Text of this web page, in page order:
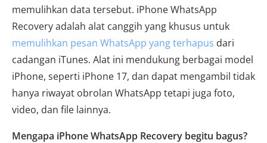
memulihkan data tersebut. iPhone WhatsApp
Recovery adalah alat canggih yang khusus untuk
memulihkan pesan WhatsApp yang terhapus dari
cadangan iTunes. Alat ini mendukung berbagai model
iPhone, seperti iPhone 17, dan dapat mengambil tidak
hanya riwayat obrolan WhatsApp tetapi juga foto,
video, dan file lainnya.
Mengapa iPhone WhatsApp Recovery begitu bagus?